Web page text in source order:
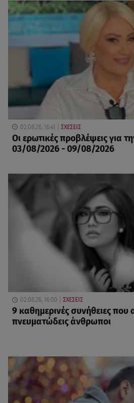
02.08.26, 16:41 ΣΧΕΣΕΙΣ
Οι ερωτικές προβλέψεις για
03/08/2026 - 09/08/2026
02.08.26, 16:00 ΣΧΕΣΕΙΣ
9 καθημερινές συνήθειες που
πνευματώδεις άνθρωποι